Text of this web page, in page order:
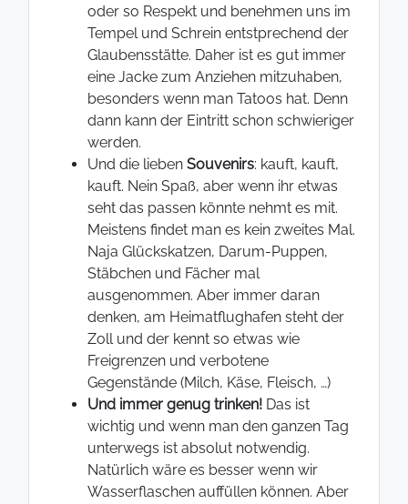
oder so Respekt und benehmen uns im
Tempel und Schrein entstprechend der
Glaubensstätte. Daher ist es gut immer
eine Jacke zum Anziehen mitzuhaben,
besonders wenn man Tatoos hat. Denn
dann kann der Eintritt schon schwieriger
werden.
Und die lieben Souvenirs: kauft, kauft,
kauft. Nein Spaß, aber wenn ihr etwas
seht das passen könnte nehmt es mit.
Meistens findet man es kein zweites Mal.
Naja Glückskatzen, Darum-Puppen,
Stäbchen und Fächer mal
ausgenommen. Aber immer daran
denken, am Heimatflughafen steht der
Zoll und der kennt so etwas wie
Freigrenzen und verbotene
Gegenstände (Milch, Käse, Fleisch, …)
Und immer genug trinken! Das ist
wichtig und wenn man den ganzen Tag
unterwegs ist absolut notwendig.
Natürlich wäre es besser wenn wir
Wasserflaschen auffüllen können. Aber